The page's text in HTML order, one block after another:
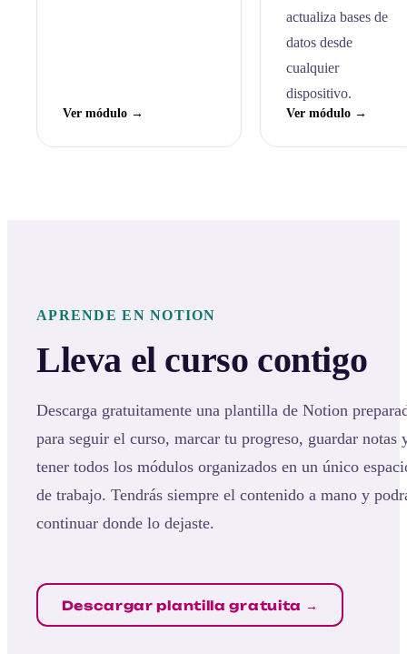
Ver módulo →
actualiza bases de
datos desde
cualquier
dispositivo.
Ver módulo →
APRENDE EN NOTION
Lleva el curso contigo
Descarga gratuitamente una plantilla de Notion
para seguir el curso, marcar tu progreso, guardar notas
tener todos los módulos organizados en un único
de trabajo. Tendrás siempre el contenido a mano y
continuar donde lo dejaste.
Descargar plantilla gratuita →